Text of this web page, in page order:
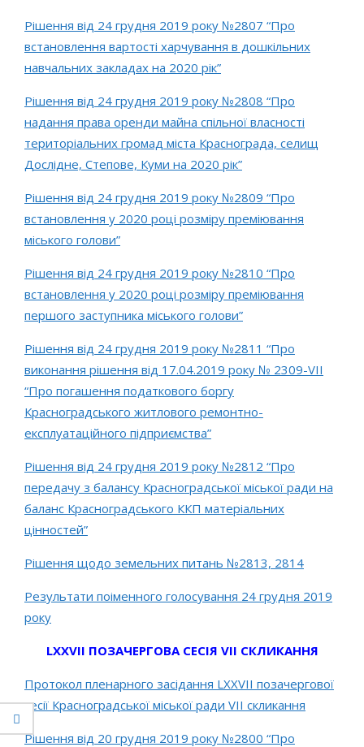
Рішення від 24 грудня 2019 року №2807 “Про
встановлення вартості харчування в дошкільних
навчальних закладах на 2020 рік”
Рішення від 24 грудня 2019 року №2808 “Про
надання права оренди майна спільної власності
територіальних громад міста Краснограда, селищ
Дослідне, Степове, Куми на 2020 рік”
Рішення від 24 грудня 2019 року №2809 “Про
встановлення у 2020 році розміру преміювання
міського голови”
Рішення від 24 грудня 2019 року №2810 “Про
встановлення у 2020 році розміру преміювання
першого заступника міського голови”
Рішення від 24 грудня 2019 року №2811 “Про
виконання рішення від 17.04.2019 року № 2309-VIІ
“Про погашення податкового боргу
Красноградського житлового ремонтно-
експлуатаційного підприємства”
Рішення від 24 грудня 2019 року №2812 “Про
передачу з балансу Красноградської міської ради на
баланс Красноградського ККП матеріальних
цінностей”
Рішення щодо земельних питань №2813, 2814
Результати поіменного голосування 24 грудня 2019
року
LXXVIІ ПОЗАЧЕРГОВА СЕСІЯ VII СКЛИКАННЯ
Протокол пленарного засідання LХХVІІ позачергової
сесії Красноградської міської ради VІІ скликання
Рішення від 20 грудня 2019 року №2800 “Про